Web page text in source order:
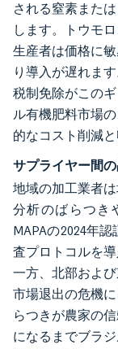
される窒素また
します。トウモ
生産者は価格に
り導入が遅れま
税制免除がこの
ル有機肥料市場
的なコスト削減
サプライヤー間
地域の加工業者
分析のばらつき
MAPAの2024年
査プロトコルを
一方、北部およ
市場退出の危機
らつきが農家の
になるまでブラ